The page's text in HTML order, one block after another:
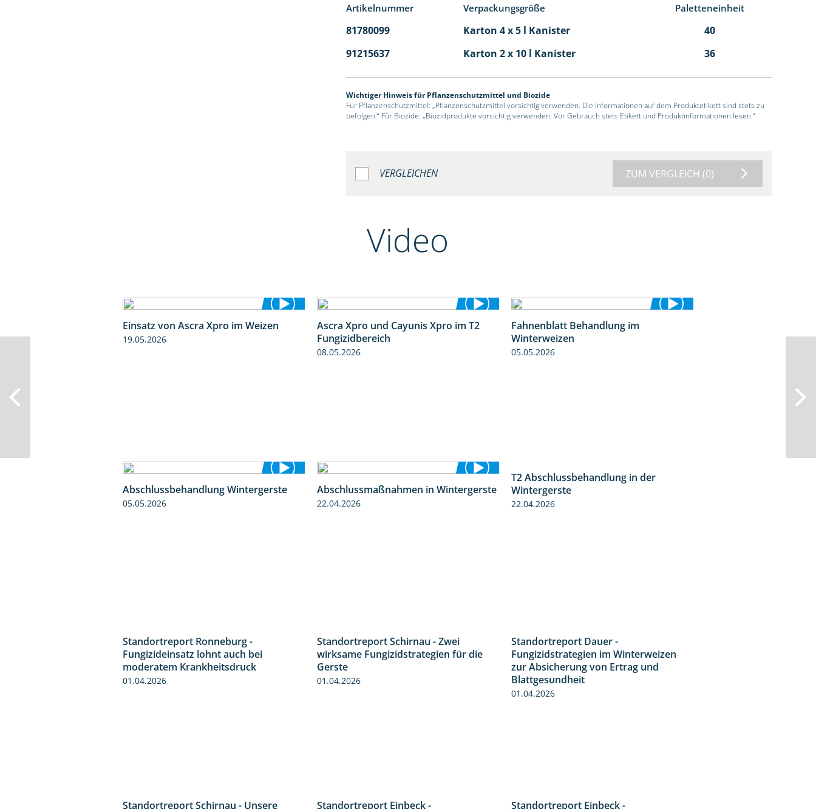
Artikelnummer Verpackungsgröße Paletteneinheit
81780099 Karton 4 x 5 l Kanister
40
91215637
Karton 2 x 10 l Kanister 36
Wichtiger Hinweis für Pflanzenschutzmittel und Biozide
Für Pflanzenschutzmittel: „Pflanzenschutzmittel vorsichtig verwenden. Die Informationen auf dem Produktetikett sind stets zu
befolgen.“ Für Biozide: „Biozidprodukte vorsichtig verwenden. Vor Gebrauch stets Etikett und Produktinformationen lesen.“
VERGLEICHEN ZUM VERGLEICH (0)
Video
1:06
Einsatz von Ascra Xpro im Weizen
19.05.2026
2:21
Ascra Xpro und Cayunis Xpro im T2
Fungizidbereich
08.05.2026
Fahnenblatt Behandlung im
Winterweizen
05.05.2026
0:46
Abschlussbehandlung Wintergerste
05.05.2026
1:55
Abschlussmaßnahmen in Wintergerste
22.04.2026
T2 Abschlussbehandlung in der
Wintergerste
Standortreport Ronneburg -
Fungizideinsatz lohnt auch bei
moderatem Krankheitsdruck
01.04.2026
4:27
Standortreport Schirnau - Zwei
wirksame Fungizidstrategien für die
Gerste
01.04.2026
5:10
Standortreport Dauer -
Fungizidstrategien im Winterweizen
zur Absicherung von Ertrag und
Blattgesundheit
01.04.2026
Standortreport Schirnau - Unsere
Standortreport Einbeck -
Standortreport Einbeck -